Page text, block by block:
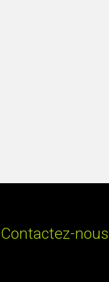
Contactez-nous